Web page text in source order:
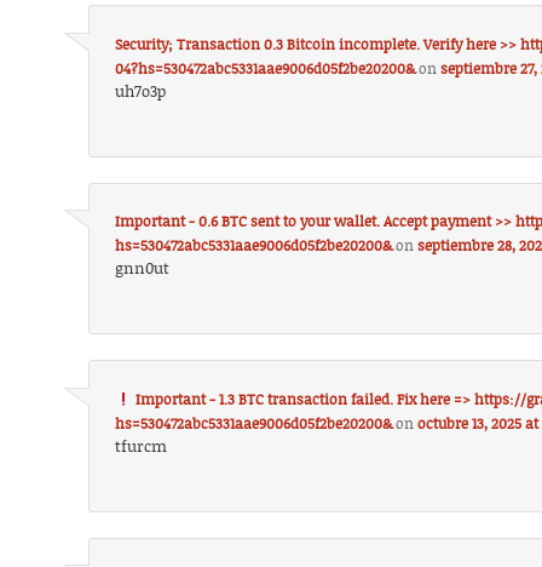
Security; Transaction 0.3 Bitcoin incomplete. Verify here >>
04?hs=530472abc5331aae9006d05f2be20200&onseptiembre 27,
uh7o3p
Important - 0.6 BTC sent to your wallet. Accept payment >>
hs=530472abc5331aae9006d05f2be20200&onseptiembre 28,
gnn0ut
Important - 1.3 BTC transaction failed. Fix here => https://
hs=530472abc5331aae9006d05f2be20200&onoctubre 13, 2025 at
tfurcm